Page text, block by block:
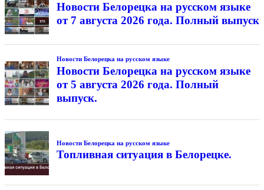
Новости Белорецка на русском языке
от 7 августа 2026 года. Полный выпуск
Новости Белорецка на русском языке
Новости Белорецка на русском языке
от 5 августа 2026 года. Полный
выпуск.
Новости Белорецка на русском языке
Топливная ситуация в Белорецке.